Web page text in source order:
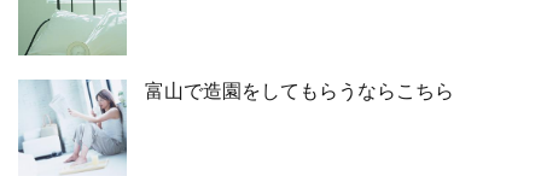
富山で造園をしてもらうならこちら